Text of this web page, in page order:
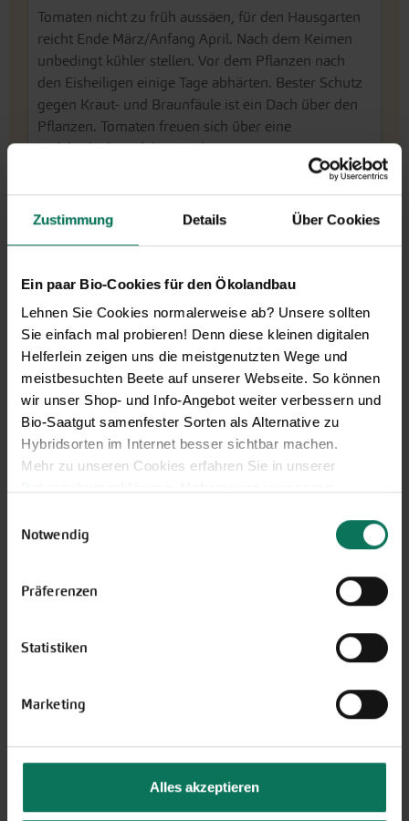
Zustimmung Details Über Cookies
Ein paar Bio-Cookies für den Ökolandbau
Lehnen Sie Cookies normalerweise ab? Unsere sollten
Sie einfach mal probieren! Denn diese kleinen digitalen
Helferlein zeigen uns die meistgenutzten Wege und
meistbesuchten Beete auf unserer Webseite. So können
wir unser Shop- und Info-Angebot weiter verbessern und
Bio-Saatgut samenfester Sorten als Alternative zu
Hybridsorten im Internet besser sichtbar machen.
Mehr zu unseren Cookies erfahren Sie in unserer
Sie können Ihre Einwilligung unter dem Link Cookie-
Notwendig
Präferenzen
Statistiken
Marketing
Alles akzeptieren
Tomaten nicht zu früh aussäen, für den Hausgarten
reicht Ende März/Anfang April. Nach dem Keimen
unbedingt kühler stellen. Vor dem Pflanzen nach
den Eisheiligen einige Tage abhärten. Bester Schutz
gegen Kraut- und Braunfäule ist ein Dach über den
Pflanzen. Tomaten freuen sich über eine
Mulchschicht auf dem Boden.
Hier finden Sie ausführliche Informationen zum
Anbau von Tomaten.
Manchmal fällt es schwer, aus unserer großen
Gegebenheiten zu finden. Deshalb haben wir den
SortenKompass Tomaten
Grundlage weniger Fragen geeignete Tomatensorten
vorschlägt. Probieren Sie es aus!
Wir sind telefonisch erreichbar:
+49 6035 1899-0
Außerhalb der Zeiten schreiben Sie uns eine E-Mail an
info@bingenheimersaatgut.de
Wir helfen Ihnen gerne weiter.